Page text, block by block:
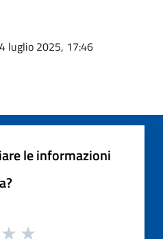
luglio 2025, 17:46
le informazioni